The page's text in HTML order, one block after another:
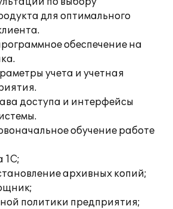
для оптимального
обеспечение на
учета и учетная
доступа и интерфейсы
обучение работе
1С;
архивных копий;
политики предприятия;